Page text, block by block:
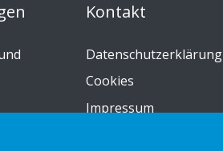
Kontakt
Datenschutzerklärung
Cookies
Impressum